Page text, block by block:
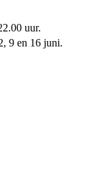
uur.
9 en 16 juni.